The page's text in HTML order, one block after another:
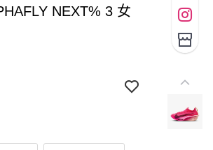
NEXT% 3 女